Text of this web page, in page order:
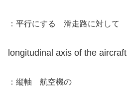
：平行にする 滑走路に対して
longitudinal axis of the aircraft
：縦軸 航空機の